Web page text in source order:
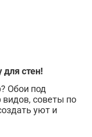
стен!
Обои под
видов, советы по
уют и